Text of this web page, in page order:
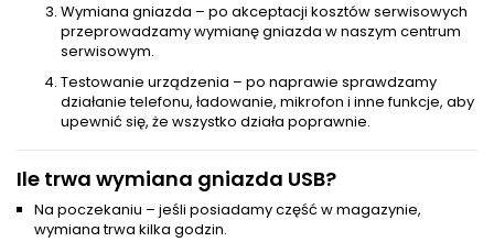
Wymiana gniazda – po akceptacji kosztów serwisowych
przeprowadzamy wymianę gniazda w naszym centrum
serwisowym.
Testowanie urządzenia – po naprawie sprawdzamy
działanie telefonu, ładowanie, mikrofon i inne funkcje, aby
upewnić się, że wszystko działa poprawnie.
Ile trwa wymiana gniazda USB?
Na poczekaniu – jeśli posiadamy część w magazynie,
wymiana trwa kilka godzin.